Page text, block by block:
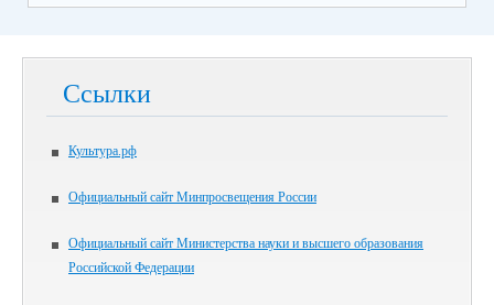
Ссылки
Культура.рф
Официальный сайт Минпросвещения России
Официальный сайт Министерства науки и высшего образования
Российской Федерации